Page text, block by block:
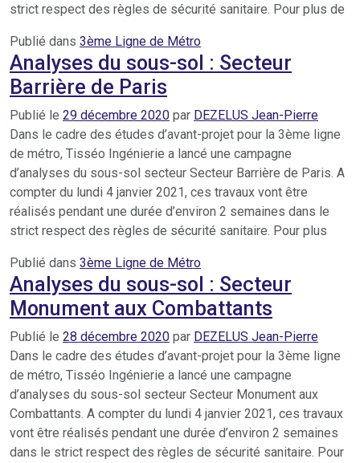
strict respect des règles de sécurité sanitaire. Pour plus de
Publié dans 3ème Ligne de Métro
Analyses du sous-sol : Secteur
Barrière de Paris
Publié le 29 décembre 2020 par DEZELUS Jean-Pierre
Dans le cadre des études d’avant-projet pour la 3ème ligne
de métro, Tisséo Ingénierie a lancé une campagne
d’analyses du sous-sol secteur Secteur Barrière de Paris. A
compter du lundi 4 janvier 2021, ces travaux vont être
réalisés pendant une durée d’environ 2 semaines dans le
strict respect des règles de sécurité sanitaire. Pour plus
Publié dans 3ème Ligne de Métro
Analyses du sous-sol : Secteur
Monument aux Combattants
Publié le 28 décembre 2020 par DEZELUS Jean-Pierre
Dans le cadre des études d’avant-projet pour la 3ème ligne
de métro, Tisséo Ingénierie a lancé une campagne
d’analyses du sous-sol secteur Secteur Monument aux
Combattants. A compter du lundi 4 janvier 2021, ces travaux
vont être réalisés pendant une durée d’environ 2 semaines
dans le strict respect des règles de sécurité sanitaire. Pour